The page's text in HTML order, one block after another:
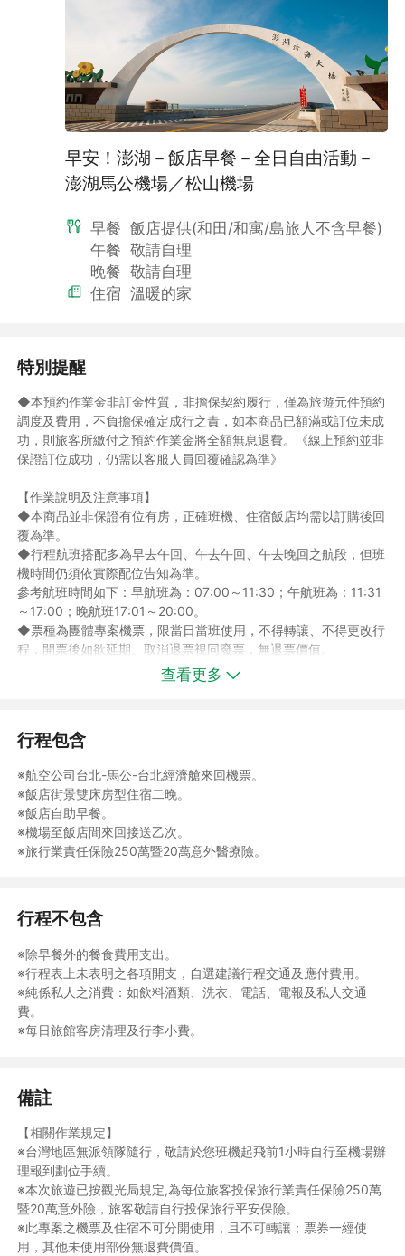
▲配合政府環保政策，不提供一次性旅宿用品，尚請配合自行攜帶
個人盥洗用品，愛護地球響應綠環保。
早安！澎湖－飯店早餐－全日自由活動－
澎湖馬公機場／松山機場
早餐 飯店提供(和田/和寓/島旅人不含早餐)
午餐 敬請自理
晚餐 敬請自理
住宿 溫暖的家
特別提醒
◆本預約作業金非訂金性質，非擔保契約履行，僅為旅遊元件預約
調度及費用，不負擔保確定成行之責，如本商品已額滿或訂位未成
功，則旅客所繳付之預約作業金將全額無息退費。《線上預約並非
保證訂位成功，仍需以客服人員回覆確認為準》
【作業說明及注意事項】
◆本商品並非保證有位有房，正確班機、住宿飯店均需以訂購後回
覆為準。
◆行程航班搭配多為早去午回、午去午回、午去晚回之航段，但班
機時間仍須依實際配位告知為準。
參考航班時間如下：早航班為：07:00～11:30；午航班為：11:31
～17:00；晚航班17:01～20:00。
◆票種為團體專案機票，限當日當班使用，不得轉讓、不得更改行
程，開票後如欲延期、取消退票視同廢票，無退票價值。
◆依航空公司規定開立優惠票(兒童、敬老、愛心票)，不得超過報
名人數之1/5，若超過之部份須依成人報價報名。
指定住宿，需以行程確認單為主。
主；並無法接受指定飯店，需依實際配房為主。
如遇喜來都酒店客滿，將以澎澄飯店替代之；恕不能指定飯店)替
代。
◆本行程為散客成團及當地合併出團，故從台灣出發無安排領隊隨
行之團體行，由當地導遊於當地機場開始接團服務；行程中多數以
◆行程景點安排會因住宿地點調整、潮汐、車船調度、天候、風
變更行程內容之權利。
◆當地交通工具都採接駁性質，無法保證專車使用；遇車輛調度吃
緊，敬請旅客見諒並請耐心等待。
◆配合依班機時間不同及各展館休館日期，行程或餐食次序若有變
動，以當地導遊安排為主；若因航班因素導致餐食數需增加時，可
【暑假旺日注意事項】
◆暑假期間交通及飯店等資源費用高，訂購付款後如取消，實際取
消費用多數高於依契約書規定距出發日期之比例，如要取消或延期
所衍生之費用需自行負責。
◆花火節期間機位、房間數量供不應求，報名後請全額付清，確保
權益！
◆花火期間行程確認單於出發日前4-7天出券；訂購七天內訂單，
以易遊網實際作業為主。
查看更多
行程包含
※航空公司台北-馬公-台北經濟艙來回機票。
※飯店街景雙床房型住宿二晚。
※飯店自助早餐。
※機場至飯店間來回接送乙次。
※旅行業責任保險250萬暨20萬意外醫療險。
行程不包含
※除早餐外的餐食費用支出。
※行程表上未表明之各項開支，自選建議行程交通及應付費用。
※純係私人之消費：如飲料酒類、洗衣、電話、電報及私人交通
費。
※每日旅館客房清理及行李小費。
備註
【相關作業規定】
※台灣地區無派領隊隨行，敬請於您班機起飛前1小時自行至機場辦
理報到劃位手續。
※本次旅遊已按觀光局規定,為每位旅客投保旅行業責任保險250萬
暨20萬意外險，旅客敬請自行投保旅行平安保險。
※此專案之機票及住宿不可分開使用，且不可轉讓；票券一經使
用，其他未使用部份無退費價值。